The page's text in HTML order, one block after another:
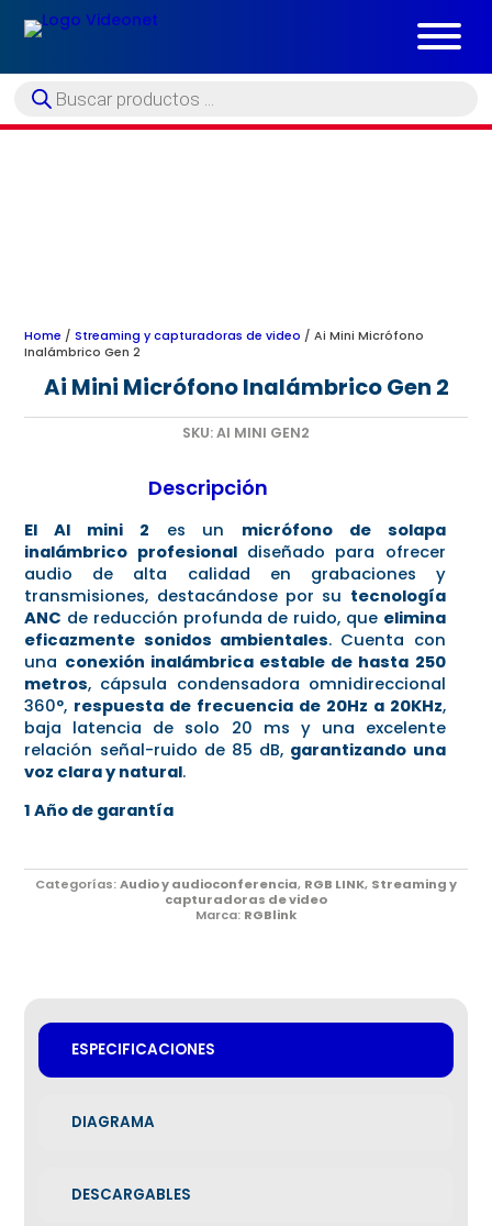
Búsqueda
de
Home /Streaming y capturadoras de video / Ai Mini Micrófono
Inalámbrico Gen 2
Ai Mini Micrófono Inalámbrico Gen 2
SKU:AI MINI GEN2
Descripción
El AI mini 2 es un micrófono de solapa
inalámbrico profesionaldiseñado para ofrecer
audio de alta calidad en grabaciones y
transmisiones, destacándose por su tecnología
ANC de reducción profunda de ruido, que elimina
eficazmente sonidos ambientales. Cuenta con
una conexión inalámbrica estable de hasta 250
metros, cápsula condensadora omnidireccional
360°, respuesta de frecuencia de 20Hz a 20KHz,
baja latencia de solo 20 ms y una excelente
relación señal-ruido de 85 dB, garantizando una
voz clara y natural.
1 Año de garantía
Categorías:Audio y audioconferencia, RGB LINK, Streaming y
capturadoras de video
Marca: RGBlink
ESPECIFICACIONES
DIAGRAMA
DESCARGABLES